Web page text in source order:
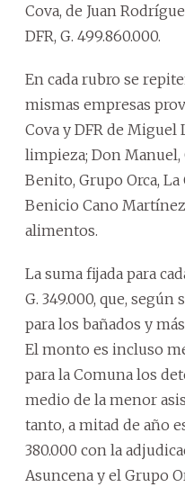
Cova, de Juan
DFR, G. 499.860.000.
En cada rubro se
mismas empresas
Cova y DFR de Miguel
limpieza; Don Manuel,
Benito, Grupo Orca,
Benicio Cano
alimentos.
La suma fijada para
G. 349.000, que,
para los bañados y
El monto es incluso
para la Comuna los
medio de la menor
tanto, a mitad de año
380.000 con la
Asuncena y el Grupo